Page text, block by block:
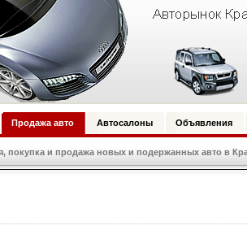
Продажа авто Автосалоны Объявления
и продажа новых и подержанных авто в